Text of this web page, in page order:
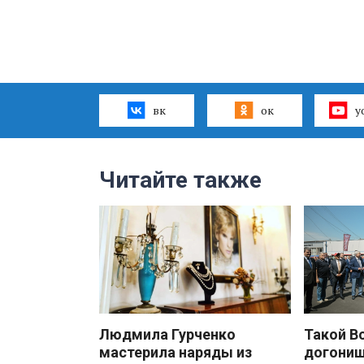
вк ок
Читайте также
Людмила Гурченко
мастерила наряды из
Такой